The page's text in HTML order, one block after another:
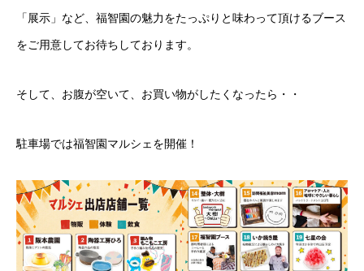
「展示」など、福智園の魅力をたっぷりと味わって頂けるブース
をご用意してお待ちしております。
そして、お腹が空いて、お買い物がしたくなったら・・
駐車場では福智園マルシェを開催！